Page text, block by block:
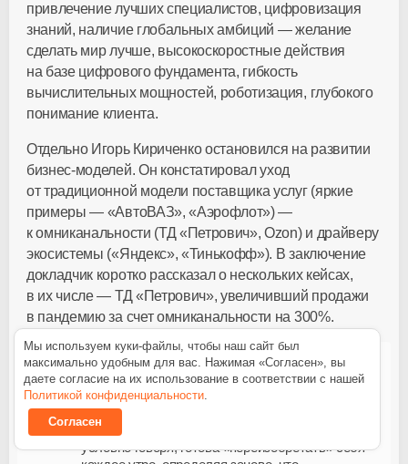
привлечение лучших специалистов, цифровизация
знаний, наличие глобальных амбиций — желание
сделать мир лучше, высокоскоростные действия
на базе цифрового фундамента, гибкость
вычислительных мощностей, роботизация, глубокого
понимание клиента.
Отдельно Игорь Кириченко остановился на развитии
бизнес-моделей. Он констатировал уход
от традиционной модели поставщика услуг (яркие
примеры — «АвтоВАЗ», «Аэрофлот») —
к омниканальности (ТД «Петрович», Ozon) и драйверу
экосистемы («Яндекс», «Тинькофф»). В заключение
докладчик коротко рассказал о нескольких кейсах,
в их числе — ТД «Петрович», увеличивший продажи
в пандемию за счет омниканальности на 300%.
По сути, цифровая трансформация —
«переизобретение» самой компании заново.
Пределом цифровой трансформации является
некое агрегатное состояние, когда компания,
условно говоря, готова «переизобретать» себя
Мы используем куки-файлы, чтобы наш сайт был
максимально удобным для вас. Нажимая «Согласен», вы
даете согласие на их использование в соответствии с нашей
Политикой конфиденциальности.
Согласен